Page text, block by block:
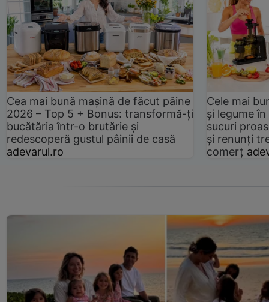
Cea mai bună mașină de făcut pâine
2026 – Top 5 + Bonus: transformă-ți
bucătăria într-o brutărie și
redescoperă gustul pâinii de casă
adevarul.ro
Cele mai
și legume
sucuri
și renunți
comerț